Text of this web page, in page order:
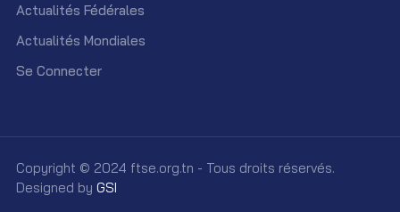
Actualités Fédérales
Actualités Mondiales
Se Connecter
Copyright © 2024 ftse.org.tn - Tous droits réservés.
Designed by GSI